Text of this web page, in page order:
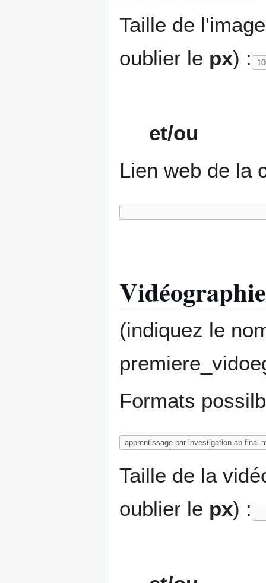
Taille de
oublier le px) :
et/ou
Lien web de la
Vidéographie
(indiquez le
Formats
Taille de la
oublier le px) :